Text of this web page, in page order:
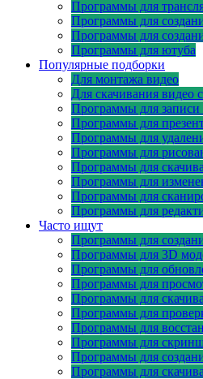
Программы для
Программы для
Программы для
Программы для ютуба
Популярные подборки
Для монтажа видео
Для скачивания видео
Программы для записи
Программы для
Программы для
Программы для
Программы для
Программы для
Программы для
Программы для
Часто ищут
Программы для
Программы для 3D
Программы для
Программы для
Программы для
Программы для
Программы для
Программы для
Программы для
Программы для